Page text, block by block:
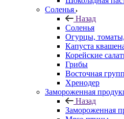
Соленья
Назад
Соленья
Огурцы,
Капуста
Корейские
Грибы
Восточная
Хренодер
Замороженная
Назад
Замороженная